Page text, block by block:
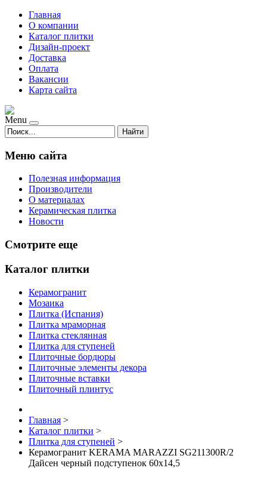
Главная
О компании
Каталог плитки
Дизайн-проект
Доставка
Оплата
Вакансии
Карта сайта
Menu
Найти
Меню сайта
Полезная информация
Производители
О материалах
Керамическая плитка
Новости
Смотрите еще
Каталог плитки
Керамогранит
Мозаика
Плитка (Испания)
Плитка мраморная
Плитка стеклянная
Плитка для ступеней
Плиточные бордюры
Плиточные элементы декора
Плиточные вставки
Плиточный плинтус
Главная >
Каталог плитки >
Плитка для ступеней >
Керамогранит KERAMA MARAZZI SG211300R/2
Дайсен черный подступенок 60х14,5